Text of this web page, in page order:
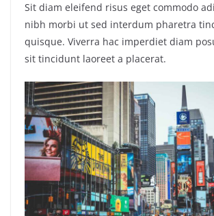
Sit diam eleifend risus eget commodo
nibh morbi ut sed interdum pharetra
quisque. Viverra hac imperdiet diam
sit tincidunt laoreet a placerat.